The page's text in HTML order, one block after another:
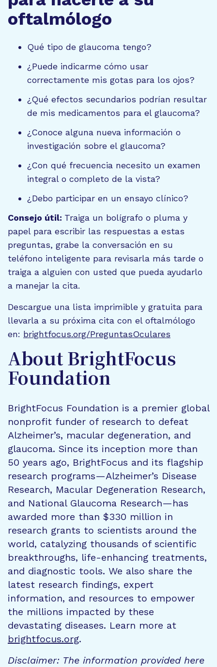
oftalmólogo
Qué tipo de glaucoma tengo?
¿Puede indicarme cómo usar
correctamente mis gotas para los ojos?
¿Qué efectos secundarios podrían resultar
de mis medicamentos para el glaucoma?
¿Conoce alguna nueva información o
investigación sobre el glaucoma?
¿Con qué frecuencia necesito un examen
integral o completo de la vista?
¿Debo participar en un ensayo clínico?
Consejo útil: Traiga un bolígrafo o pluma y
papel para escribir las respuestas a estas
preguntas, grabe la conversación en su
teléfono inteligente para revisarla más tarde o
traiga a alguien con usted que pueda ayudarlo
a manejar la cita.
Descargue una lista imprimible y gratuita para
llevarla a su próxima cita con el oftalmólogo
en: brightfocus.org/PreguntasOculares
About BrightFocus
Foundation
BrightFocus Foundation is a premier global
nonprofit funder of research to defeat
Alzheimer’s, macular degeneration, and
glaucoma. Since its inception more than
50 years ago, BrightFocus and its flagship
research programs—Alzheimer’s Disease
Research, Macular Degeneration Research,
and National Glaucoma Research—has
awarded more than $330 million in
research grants to scientists around the
world, catalyzing thousands of scientific
breakthroughs, life-enhancing treatments,
and diagnostic tools. We also share the
latest research findings, expert
information, and resources to empower
the millions impacted by these
devastating diseases. Learn more at
brightfocus.org.
Disclaimer: The information provided here